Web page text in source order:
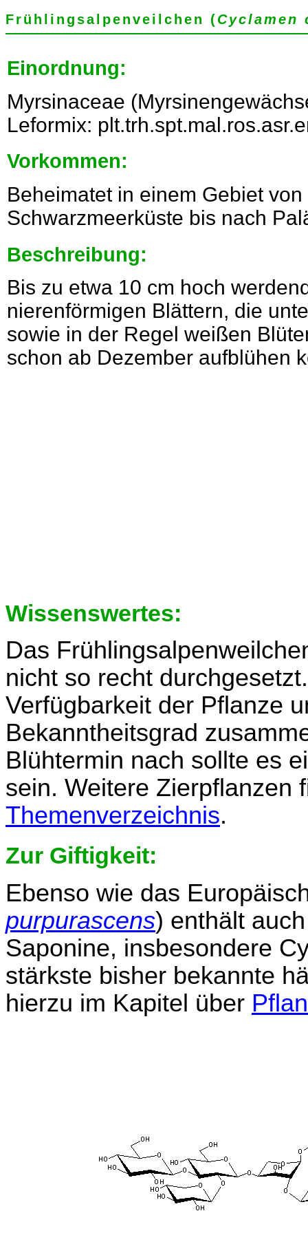
Frühlingsalpenveilchen (Cyclamen
Einordnung:
Myrsinaceae
Leformix:
Vorkommen:
Beheimatet in einem Gebiet
Schwarzmeerküste bis nach
Beschreibung:
Bis zu etwa 10 cm hoch
nierenförmigen Blättern, die
sowie in der Regel weißen
schon ab Dezember aufblühen
Wissenswertes:
Das
nicht so recht
Verfügbarkeit der Pflanze
Bekanntheitsgrad
Blühtermin nach sollte es
sein. Weitere Zierpflanzen
Themenverzeichnis.
Zur Giftigkeit:
Ebenso wie das
purpurascens) enthält
Saponine, insbesondere
stärkste bisher bekannte
hierzu im Kapitel über